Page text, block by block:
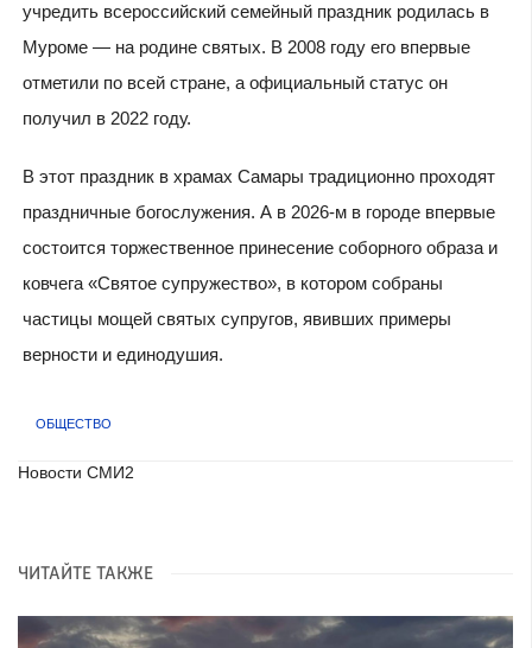
учредить всероссийский семейный праздник родилась в
Муроме — на родине святых. В 2008 году его впервые
отметили по всей стране, а официальный статус он
получил в 2022 году.
В этот праздник в храмах Самары традиционно проходят
праздничные богослужения. А в 2026-м в городе впервые
состоится торжественное принесение соборного образа и
ковчега «Святое супружество», в котором собраны
частицы мощей святых супругов, явивших примеры
верности и единодушия.
ОБЩЕСТВО
Новости СМИ2
ЧИТАЙТЕ ТАКЖЕ